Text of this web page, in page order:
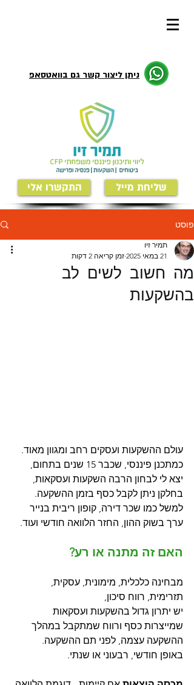
ניתן ליצור קשר גם בוואטסאפ
התקשרו אלי שליחת מייל
פוסט
מה חשוב לשים לב
בהשקעות
תמיר זיו
21 במאי 2025
זמן קריאה 2 דקות
עולם ההשקעות ועסקים רחב ומגוון מאוד.
כמתכנן פיננסי, שכבר 15 שנים בתחום,
יצא לי לבחון הרבה השקעות ועסקאות,
בחלקן ניתן לקבל כסף בזמן ההשקעה.
למשל כמו שכר דירה, קופון ריבית בנייר
ערך בשוק ההון, החזר הלוואה חודשי ועוד.
האם זה מתנה או רע?
מבחינה כלכלית, מימונית, עסקית,
תזרימית, רווח סיכון,
יש יתרון גדול בהשקעות ועסקאות
שמייצרות כסף ורווח שמתקבל במהלך
ההשקעה עצמה, לפני תם ההשקעה.
באופן חודשי, רבעוני או שנתי.